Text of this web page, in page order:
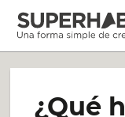
Saltar
contenido
¿Qué